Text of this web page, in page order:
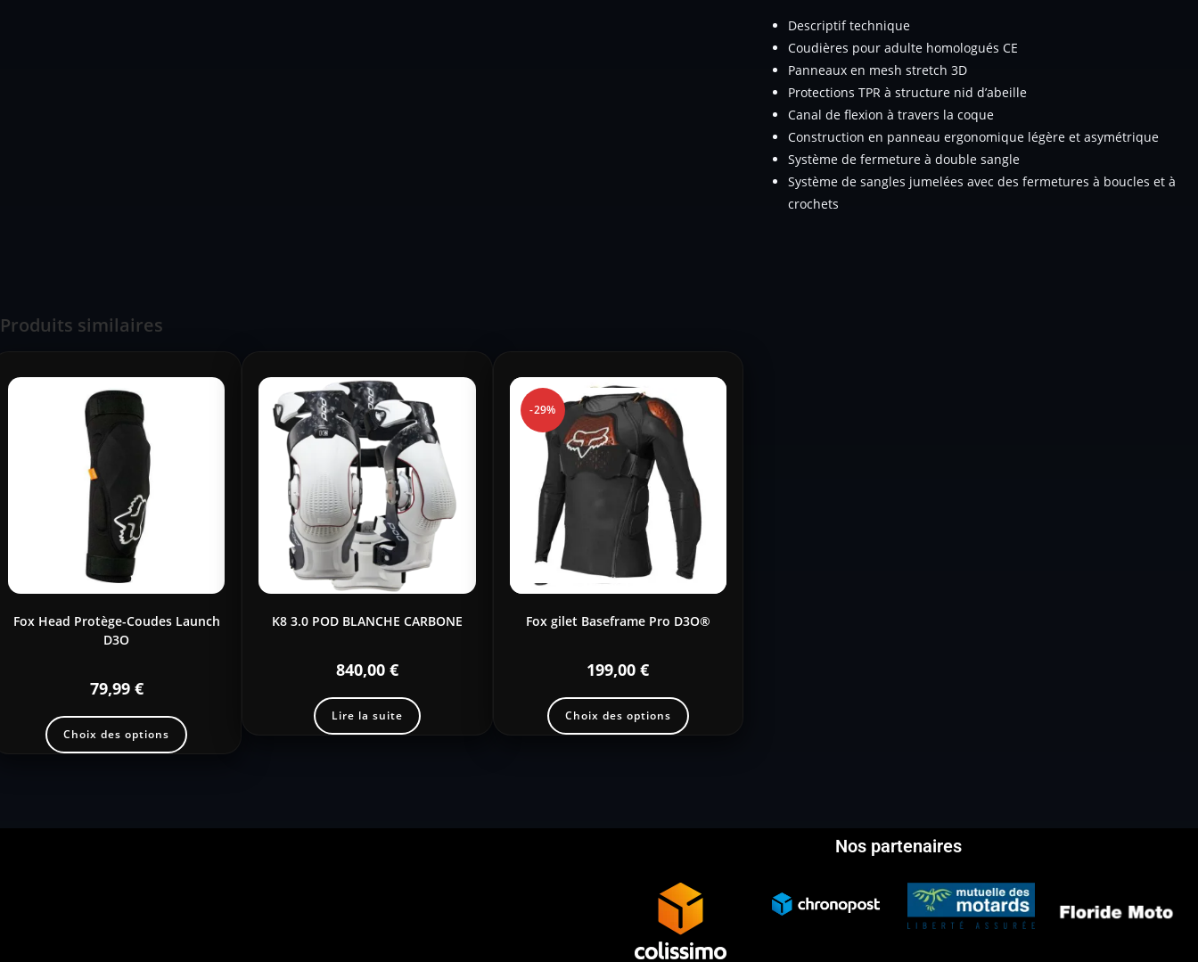
Descriptif technique
Coudières pour adulte homologués CE
Panneaux en mesh stretch 3D
Protections TPR à structure nid d’abeille
Canal de flexion à travers la coque
Construction en panneau ergonomique légère et asymétrique
Système de fermeture à double sangle
Système de sangles jumelées avec des fermetures à boucles et à
crochets
Produits similaires
Fox Head Protège-Coudes Launch
D3O
79,99 €
Choix des options
K8 3.0 POD BLANCHE CARBONE
840,00 €
Lire la suite
-29%
Fox gilet Baseframe Pro D3O®
199,00€
Choix des options
Nos partenaires